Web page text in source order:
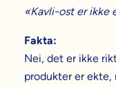
«Kavli-ost er ikke
Fakta:
Nei, det er ikke
produkter er ekte,